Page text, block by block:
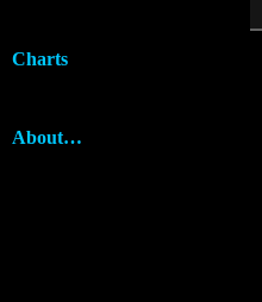
Charts
About…